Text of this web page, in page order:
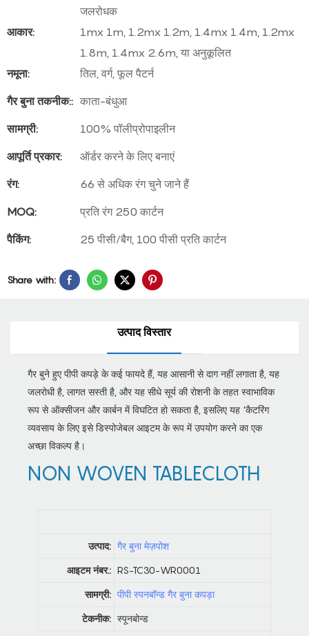
जलरोधक
आकार:
1mx 1m, 1.2mx 1.2m, 1.4mx 1.4m, 1.2mx
1.8m, 1.4mx 2.6m, या अनुकूलित
नमूना:
तिल, वर्ग, फूल पैटर्न
गैर बुना तकनीक:: काता-बंधुआ
सामग्री:
100% पॉलीप्रोपाइलीन
आपूर्ति प्रकार:
ऑर्डर करने के लिए बनाएं
रंग:
66 से अधिक रंग चुने जाने हैं
MOQ:
प्रति रंग 250 कार्टन
पैकिंग:
25 पीसी/बैग, 100 पीसी प्रति कार्टन
Share with:
उत्पाद विस्तार
गैर बुने हुए पीपी कपड़े के कई फायदे हैं, यह आसानी से दाग नहीं लगाता है, यह
जलरोधी है, लागत सस्ती है, और यह सीधे सूर्य की रोशनी के तहत स्वाभाविक
रूप से ऑक्सीजन और कार्बन में विघटित हो सकता है, इसलिए यह 'कैटरिंग
व्यवसाय के लिए इसे डिस्पोजेबल आइटम के रूप में उपयोग करने का एक
अच्छा विकल्प है।
NON WOVEN TABLECLOTH
उत्पाद: गैर बुना मेज़पोश
आइटम नंबर.: RS-TC30-WR0001
सामग्री: पीपी स्पनबॉन्ड गैर बुना कपड़ा
टेकनीक: स्पूनबोन्ड